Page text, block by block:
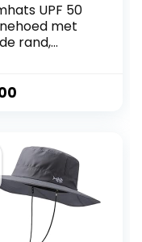
UPF 50
met
rand,
hoed, voor
en
L/XL